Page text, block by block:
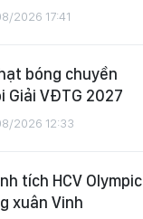
2026 17:41
bóng chuyền
Giải VĐTG 2027
2026 12:33
tích HCV Olympic
xuân Vinh